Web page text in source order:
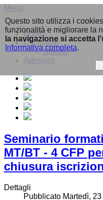
Questo sito utilizza i
funzionalità e migliorare la
la navigazione si accetta
Informativa completa.
Menu
Home
Chi siamo
Statuto
Adesioni
Seminario
MT/BT - 4 CFP
chiusura
Dettagli
Pubblicato Martedì,